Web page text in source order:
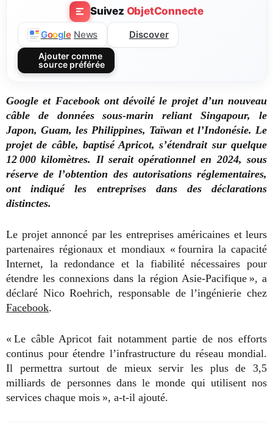
Suivez ObjetConnecte
Google News Discover
Ajouter comme
source préférée
Google et Facebook ont dévoilé le projet d’un nouveau
câble de données sous-marin reliant Singapour, le
Japon, Guam, les Philippines, Taïwan et l’Indonésie. Le
projet de câble, baptisé Apricot, s’étendrait sur quelque
12 000 kilomètres. Il serait opérationnel en 2024, sous
réserve de l’obtention des autorisations réglementaires,
ont indiqué les entreprises dans des déclarations
distinctes.
Le projet annoncé par les entreprises américaines et leurs
partenaires régionaux et mondiaux « fournira la capacité
Internet, la redondance et la fiabilité nécessaires pour
étendre les connexions dans la région Asie-Pacifique », a
déclaré Nico Roehrich, responsable de l’ingénierie chez
Facebook.
« Le câble Apricot fait notamment partie de nos efforts
continus pour étendre l’infrastructure du réseau mondial.
Il permettra surtout de mieux servir les plus de 3,5
milliards de personnes dans le monde qui utilisent nos
services chaque mois », a-t-il ajouté.